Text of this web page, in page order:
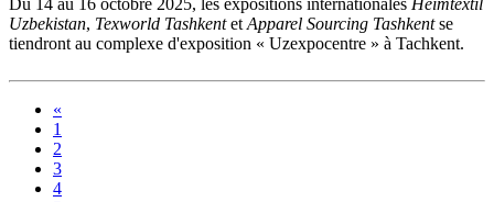
Uzbekistan, Texworld Tashkentet Apparel Sourcing Tashkentse
tiendront au complexe d'exposition « Uzexpocentre » à Tachkent.
«
1
2
3
4